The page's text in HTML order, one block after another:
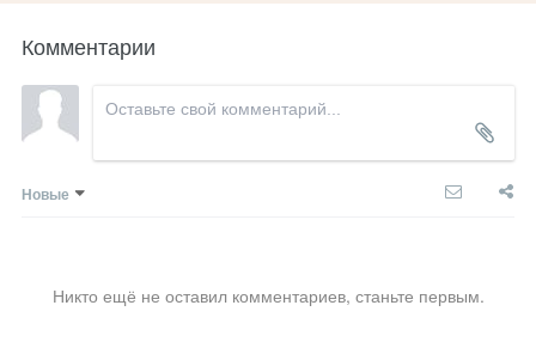
Комментарии
Новые
Никто ещё не оставил комментариев, станьте первым.